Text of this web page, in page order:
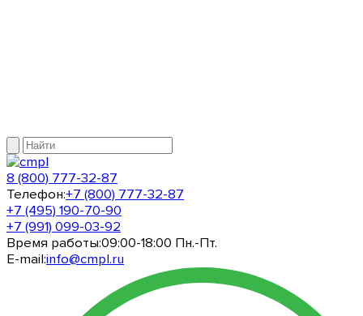
8 (800) 777-32-87
Телефон:+7 (800) 777-32-87
+7 (495) 190-70-90
+7 (991) 099-03-92
Время работы:09:00-18:00 Пн.-Пт.
E-mail:info@cmpl.ru